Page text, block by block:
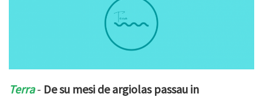
Terra- De su mesi de argiolas passau in